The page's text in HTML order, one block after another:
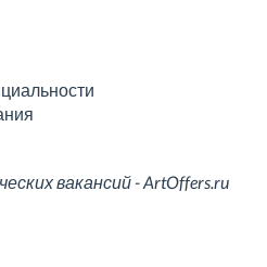
вакансий - ArtOffers.ru